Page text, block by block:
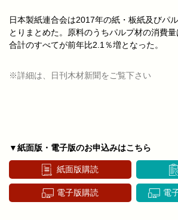
日本製紙連合会は2017年の紙・板紙及びパ
とりまとめた。原料のうちパルプ材の消費量
合計のすべてが前年比2.1％増となった。
※詳細は、日刊木材新聞をご覧下さい
▼紙面版・電子版のお申込みはこちら
紙面版購読
電子版購読 電